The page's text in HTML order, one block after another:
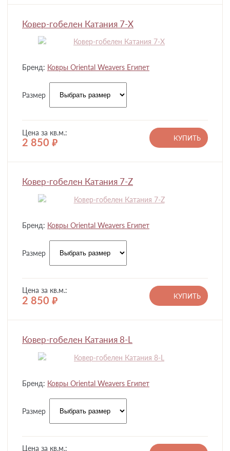
Ковер-гобелен Катания 7-X
Бренд: Ковры Oriental Weavers Египет
Размер
Цена за кв.м.:
2 850 руб.
КУПИТЬ
Ковер-гобелен Катания 7-Z
Бренд: Ковры Oriental Weavers Египет
Размер
Цена за кв.м.:
2 850 руб.
КУПИТЬ
Ковер-гобелен Катания 8-L
Бренд: Ковры Oriental Weavers Египет
Размер
Цена за кв.м.: